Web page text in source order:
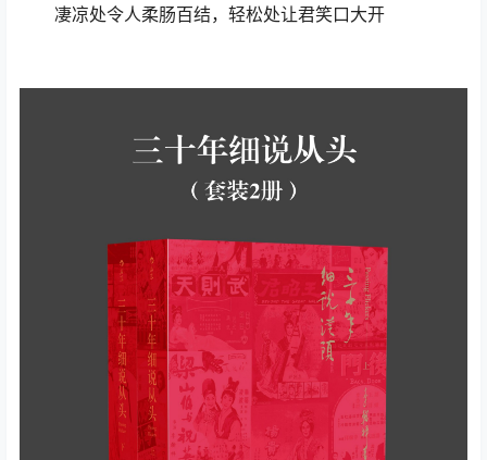
凄凉处令人柔肠百结，轻松处让君笑口大开